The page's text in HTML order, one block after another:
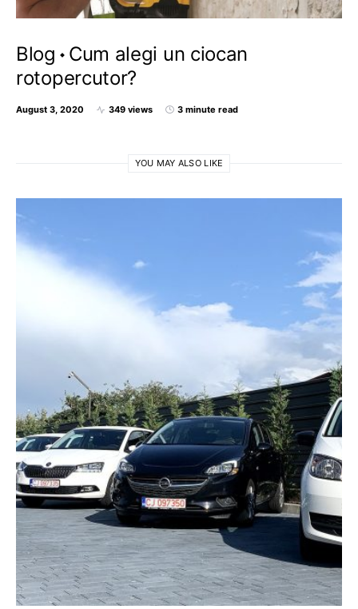
Blog
Cum alegi un ciocan
rotopercutor?
August 3, 2020 349 views 3 minute read
YOU MAY ALSO LIKE